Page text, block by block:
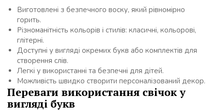
Виготовлені з безпечного воску, який рівномірно
горить.
Різноманітність кольорів і стилів: класичні, кольорові,
глітерні.
Доступні у вигляді окремих букв або комплектів для
створення слів.
Легкі у використанні та безпечні для дітей.
Можливість швидко створити персоналізований декор.
Переваги використання свічок у
вигляді букв